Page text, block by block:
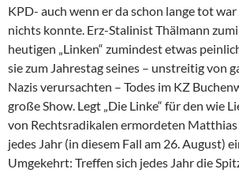
KPD- auch wenn er da schon lange tot
nichts konnte. Erz-Stalinist Thälmann
heutigen „Linken“ zumindest etwas
sie zum Jahrestag seines – unstreitig von
Nazis verursachten – Todes im KZ
große Show. Legt „Die Linke“ für den wie
von Rechtsradikalen ermordeten Matthias
jedes Jahr (in diesem Fall am 26. August)
Umgekehrt: Treffen sich jedes Jahr die